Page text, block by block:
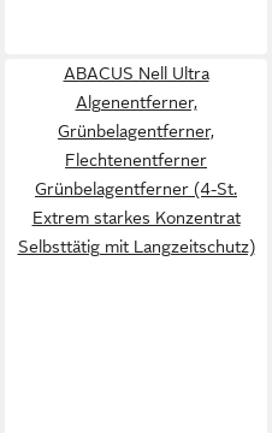
ABACUS Nell Ultra
Algenentferner,
Grünbelagentferner,
Flechtenentferner
Grünbelagentferner (4-St.
Extrem starkes Konzentrat
Selbsttätig mit Langzeitschutz)